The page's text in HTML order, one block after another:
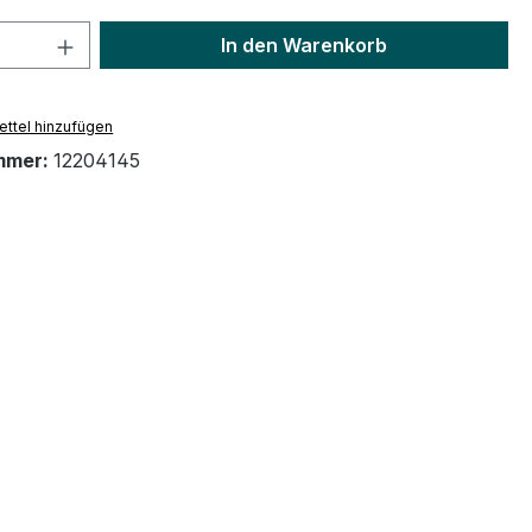
Anzahl: Gib den gewünschten Wert
In den Warenkorb
hinzufügen
12204145